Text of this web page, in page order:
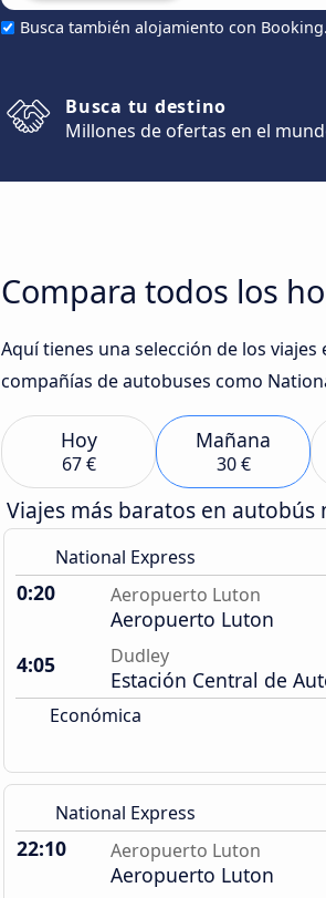
Busca también alojamiento con
Busca tu destino
Millones de ofertas en el
Compara todos los
Aquí tienes una selección de los
compañías de autobuses como
Hoy
67 €
Mañana
30 €
Viajes más baratos en autobús
National Express
0:20 Aeropuerto Luton
Aeropuerto Luton
4:05
Dudley
Estación Central de
Económica
National Express
22:10 Aeropuerto Luton
Aeropuerto Luton